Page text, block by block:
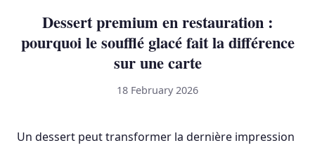
Dessert premium en restauration :
pourquoi le soufflé glacé fait la différence
sur une carte
18 February 2026
Un dessert peut transformer la dernière impression